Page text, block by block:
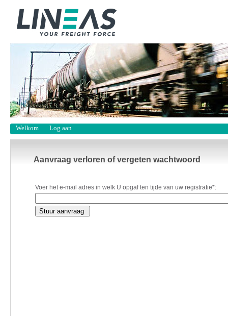
Welkom Log aan
Aanvraag verloren of vergeten wachtwoord
Voer het e-mail adres in welk U opgaf ten tijde van uw registratie*: